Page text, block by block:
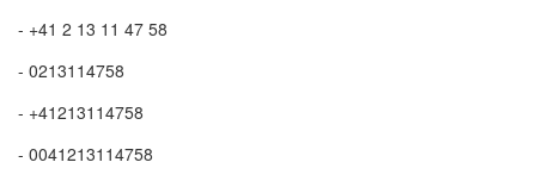
- +41 2 13 11 47 58
- 0213114758
- +41213114758
- 0041213114758